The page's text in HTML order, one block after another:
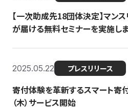
【一次助成先18団体決定】マン
が届ける無料セミナーを実施し
2025.05.22 プレスリリース
寄付体験を革新するスマート寄付
（木）サービス開始